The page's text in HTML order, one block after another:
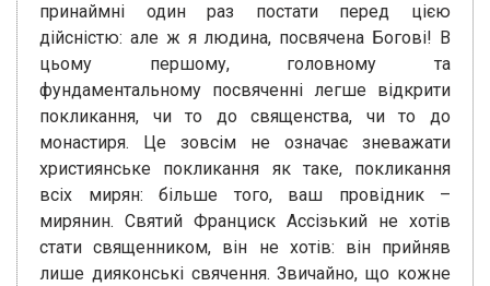
принаймні один раз постати перед цією
дійсністю: але ж я людина, посвячена Богові! В
цьому першому, головному та
фундаментальному посвяченні легше відкрити
покликання, чи то до священства, чи то до
монастиря. Це зовсім не означає зневажати
християнське покликання як таке, покликання
всіх мирян: більше того, ваш провідник –
мирянин. Святий Франциск Ассізький не хотів
стати священником, він не хотів: він прийняв
лише дияконські свячення. Звичайно, що кожне